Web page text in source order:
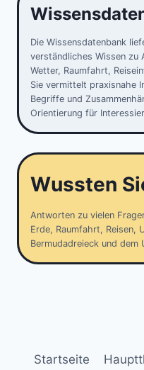
Die Wissensdatenbank
verständliches Wissen zu
Wetter, Raumfahrt,
Sie vermittelt praxisnahe
Begriffe und
Orientierung für
Wussten
Antworten zu vielen
Erde, Raumfahrt, Reisen,
Bermudadreieck und dem
Startseite